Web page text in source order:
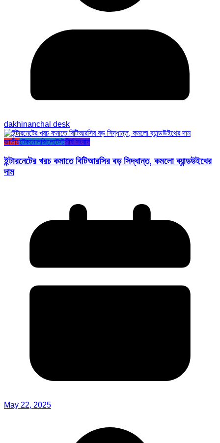
dakhinanchal desk
জাতীয়টেকনোলজিলেটেস্টশীর্ষ সংবাদ
ইন্টারনেটের খরচ কমাতে বিটিআরসির বড় সিদ্ধান্ত, কমলো ব্যান্ডউইথের
দাম
May 22, 2025